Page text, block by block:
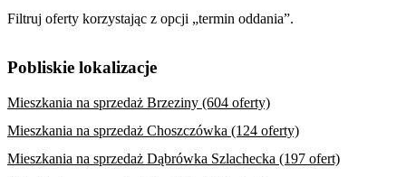
Filtruj oferty korzystając z opcji „termin oddania”.
Pobliskie lokalizacje
Mieszkania na sprzedaż Brzeziny (604 oferty)
Mieszkania na sprzedaż Choszczówka (124 oferty)
Mieszkania na sprzedaż Dąbrówka Szlachecka (197 ofert)